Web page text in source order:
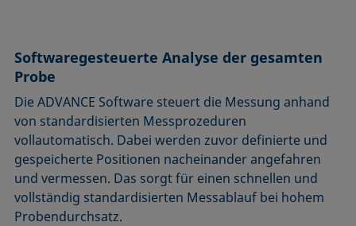
Softwaregesteuerte Analyse der gesamten
Probe
Die ADVANCE Software steuert die Messung anhand
von standardisierten Messprozeduren
vollautomatisch. Dabei werden zuvor definierte und
gespeicherte Positionen nacheinander angefahren
und vermessen. Das sorgt für einen schnellen und
vollständig standardisierten Messablauf bei hohem
Probendurchsatz.